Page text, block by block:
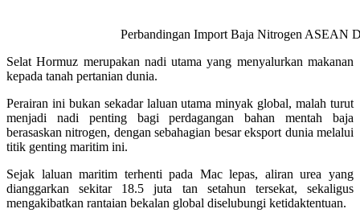
Perbandingan Import Baja Nitrogen ASEAN
Selat Hormuz merupakan nadi utama yang menyalurkan makanan
kepada tanah pertanian dunia.
Perairan ini bukan sekadar laluan utama minyak global, malah turut
menjadi nadi penting bagi perdagangan bahan mentah baja
berasaskan nitrogen, dengan sebahagian besar eksport dunia melalui
titik genting maritim ini.
Sejak laluan maritim terhenti pada Mac lepas, aliran urea yang
dianggarkan sekitar 18.5 juta tan setahun tersekat, sekaligus
mengakibatkan rantaian bekalan global diselubungi ketidaktentuan.